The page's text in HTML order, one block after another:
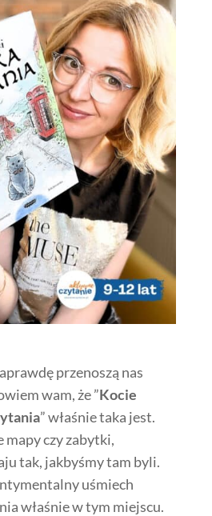
przenoszą nas
wam, że ”Kocie
” właśnie taka jest.
mapy czy zabytki,
tak, jakbyśmy tam byli.
uśmiech
właśnie w tym miejscu.